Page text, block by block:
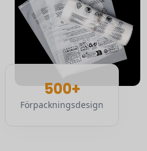
500+
Förpackningsdesign